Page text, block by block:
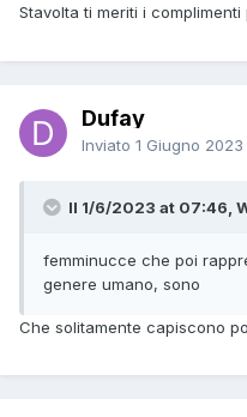
Stavolta ti meriti i
Dufay
Inviato 1 Giugno 2023
Il 1/6/2023 at 07:46,
femminucce che poi
genere umano, sono
Che solitamente capiscono